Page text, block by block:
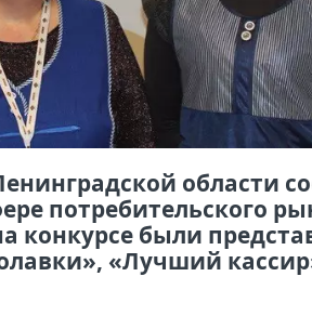
области
потребительского
конкурсе были
«Лучший